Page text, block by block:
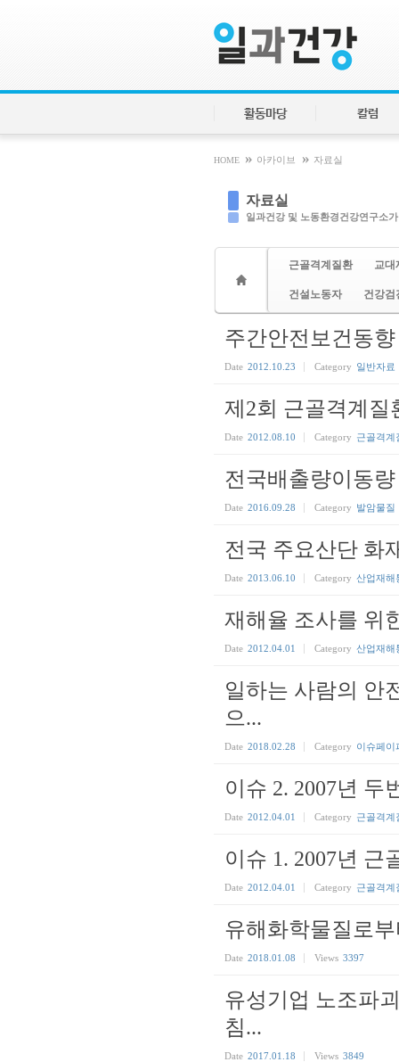
활동마당 칼럼
HOME » 아카이브 » 자료실
자료실
일과건강 및 노동환경건강연구소
근골격계질환 교대
건설노동자 건강검
주간안전보건동향
Date 2012.10.23 Category 일반자료
제2회 근골격계질
Date 2012.08.10 Category 근골격계
전국배출량이동
Date 2016.09.28 Category 발암물질
전국 주요산단 화
Date 2013.06.10 Category 산업재해
재해율 조사를 위
Date 2012.04.01 Category 산업재해
일하는 사람의 안
으...
Date 2018.02.28 Category 이슈페이
이슈 2. 2007년 두
Date 2012.04.01 Category 근골격계
이슈 1. 2007년 근
Date 2012.04.01 Category 근골격계
유해화학물질로
Date 2018.01.08 Views 3397
유성기업 노조파
침...
Date 2017.01.18 Views 3849